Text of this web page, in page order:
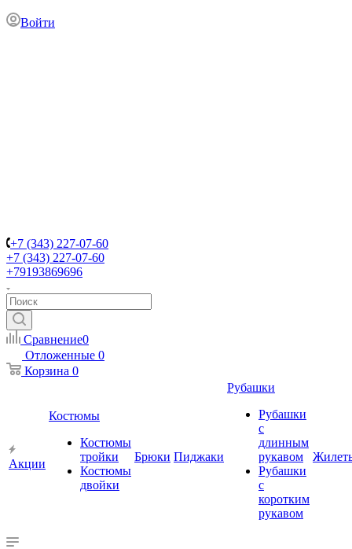
Войти
+7 (343) 227-07-60
+7 (343) 227-07-60
+79193869696
Сравнение0
Отложенные 0
Корзина 0
Акции
Костюмы
Костюмы
тройки
Костюмы
двойки
Брюки Пиджаки
Рубашки
Рубашки
с
длинным
рукавом
Рубашки
с
коротким
рукавом